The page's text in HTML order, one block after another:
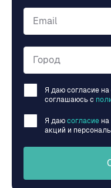
Email
Город
Я даю согласие
соглашаюсь c
Я даю согласие
акций и